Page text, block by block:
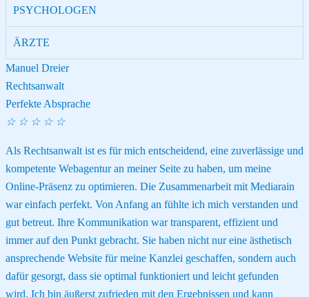
PSYCHOLOGEN
ÄRZTE
Manuel Dreier
Rechtsanwalt
Perfekte Absprache
☆ ☆ ☆ ☆ ☆
Als Rechtsanwalt ist es für mich entscheidend, eine zuverlässige und
kompetente Webagentur an meiner Seite zu haben, um meine
Online-Präsenz zu optimieren. Die Zusammenarbeit mit Mediarain
war einfach perfekt. Von Anfang an fühlte ich mich verstanden und
gut betreut. Ihre Kommunikation war transparent, effizient und
immer auf den Punkt gebracht. Sie haben nicht nur eine ästhetisch
ansprechende Website für meine Kanzlei geschaffen, sondern auch
dafür gesorgt, dass sie optimal funktioniert und leicht gefunden
wird. Ich bin äußerst zufrieden mit den Ergebnissen und kann